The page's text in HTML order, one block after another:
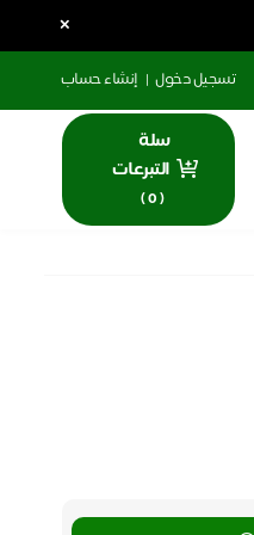
×
تسجيل دخول | إنشاء حساب
سلة
التبرعات
(
0
)